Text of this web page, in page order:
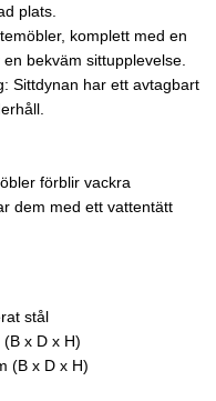
plats.
komplett med en
bekväm sittupplevelse.
Sittdynan har ett avtagbart
förblir vackra
dem med ett vattentätt
stål
x D x H)
(B x D x H)